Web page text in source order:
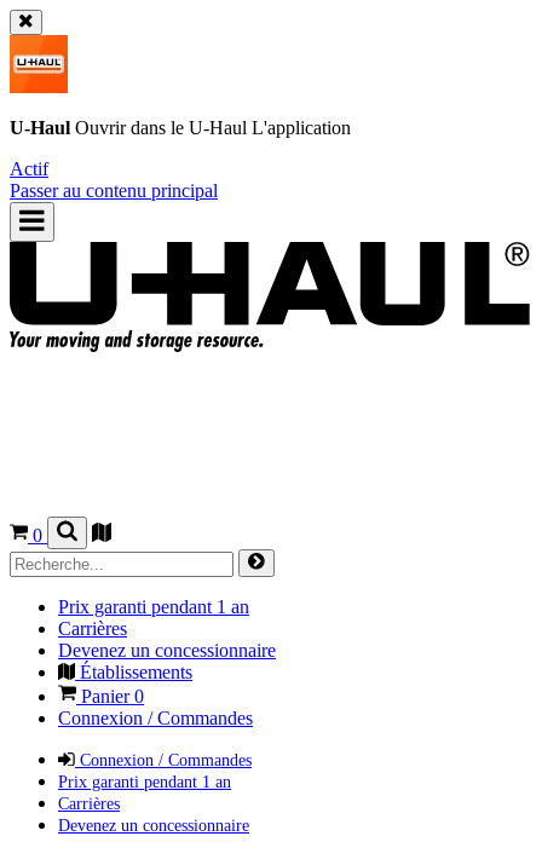
U-Haul Ouvrir dans le U-Haul L'application
Actif
Passer au contenu principal
0
Prix garanti pendant 1 an
Carrières
Devenez un concessionnaire
Établissements
Panier0
Connexion / Commandes
Connexion / Commandes
Prix garanti pendant 1 an
Carrières
Devenez un concessionnaire